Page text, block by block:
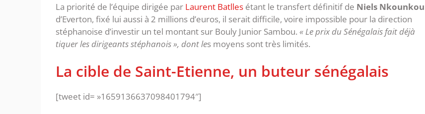
La priorité de l’équipe dirigée par Laurent Batlles étant le transfert définitif de Niels Nkounkou
d’Everton, fixé lui aussi à 2 millions d’euros, il serait difficile, voire impossible pour la direction
stéphanoise d’investir un tel montant sur Bouly Junior Sambou. « Le prix du Sénégalais fait déjà
tiquer les dirigeants stéphanois », dont les moyens sont très limités.
La cible de Saint-Etienne, un buteur sénégalais
[tweet id= »1659136637098401794″]